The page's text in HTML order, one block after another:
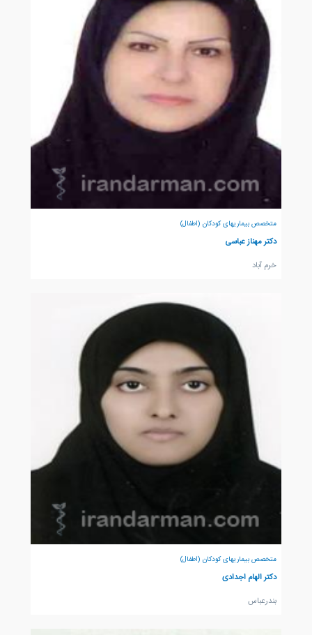
متخصص بیماریهای کودکان (اطفال)
دکتر مهناز عباسی
خرم آباد
متخصص بیماریهای کودکان (اطفال)
دکتر الهام اجدادی
بندرعباس